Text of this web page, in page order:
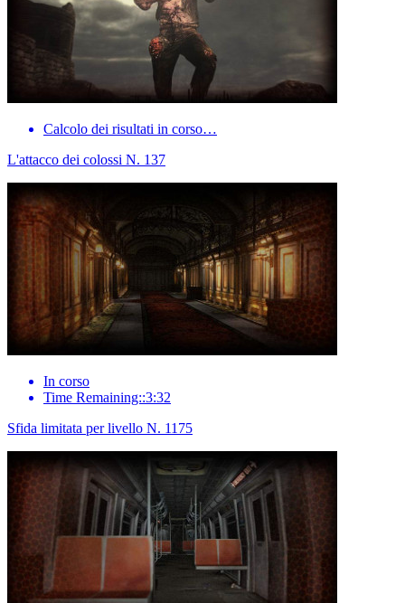
Calcolo dei risultati in corso…
L'attacco dei colossi N. 137
In corso
Time Remaining::3:32
Sfida limitata per livello N. 1175